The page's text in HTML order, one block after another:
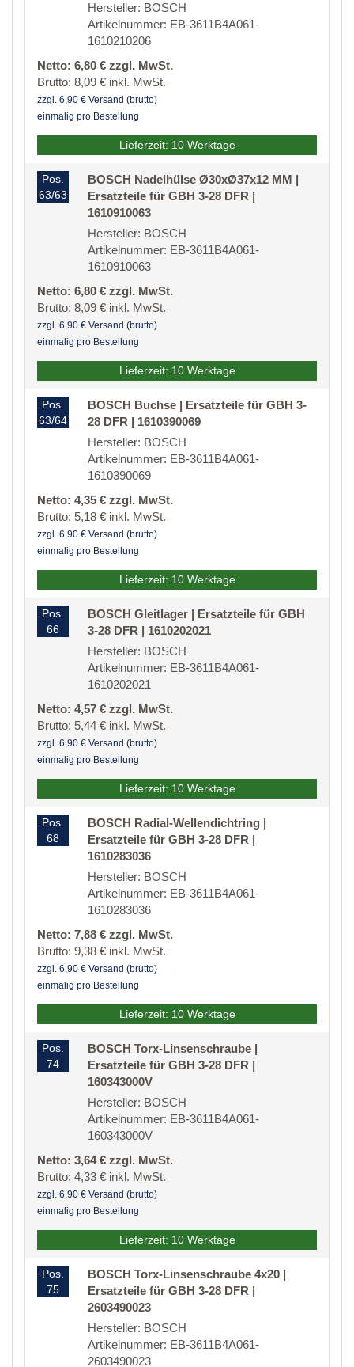
Hersteller: BOSCH
Artikelnummer: EB-3611B4A061-
1610210206
Netto: 6,80 € zzgl. MwSt.
Brutto: 8,09 € inkl. MwSt.
zzgl. 6,90 € Versand (brutto)
einmalig pro Bestellung
Lieferzeit: 10 Werktage
Pos.
63/63
BOSCH Nadelhülse Ø30xØ37x12 MM |
Ersatzteile für GBH 3-28 DFR |
1610910063
Hersteller: BOSCH
Artikelnummer: EB-3611B4A061-
1610910063
Netto: 6,80 € zzgl. MwSt.
Brutto: 8,09 € inkl. MwSt.
zzgl. 6,90 € Versand (brutto)
einmalig pro Bestellung
Lieferzeit: 10 Werktage
Pos.
63/64
BOSCH Buchse | Ersatzteile für GBH 3-
28 DFR | 1610390069
Hersteller: BOSCH
Artikelnummer: EB-3611B4A061-
1610390069
Netto: 4,35 € zzgl. MwSt.
Brutto: 5,18 € inkl. MwSt.
zzgl. 6,90 € Versand (brutto)
einmalig pro Bestellung
Lieferzeit: 10 Werktage
Pos.
66
BOSCH Gleitlager | Ersatzteile für GBH
3-28 DFR | 1610202021
Hersteller: BOSCH
Artikelnummer: EB-3611B4A061-
1610202021
Netto: 4,57 € zzgl. MwSt.
Brutto: 5,44 € inkl. MwSt.
zzgl. 6,90 € Versand (brutto)
einmalig pro Bestellung
Lieferzeit: 10 Werktage
Pos.
68
BOSCH Radial-Wellendichtring |
Ersatzteile für GBH 3-28 DFR |
1610283036
Hersteller: BOSCH
Artikelnummer: EB-3611B4A061-
1610283036
Netto: 7,88 € zzgl. MwSt.
Brutto: 9,38 € inkl. MwSt.
zzgl. 6,90 € Versand (brutto)
einmalig pro Bestellung
Lieferzeit: 10 Werktage
Pos.
74
BOSCH Torx-Linsenschraube |
Ersatzteile für GBH 3-28 DFR |
160343000V
Hersteller: BOSCH
Artikelnummer: EB-3611B4A061-
160343000V
Netto: 3,64 € zzgl. MwSt.
Brutto: 4,33 € inkl. MwSt.
zzgl. 6,90 € Versand (brutto)
einmalig pro Bestellung
Lieferzeit: 10 Werktage
Pos.
75
BOSCH Torx-Linsenschraube 4x20 |
Ersatzteile für GBH 3-28 DFR |
2603490023
Hersteller: BOSCH
Artikelnummer: EB-3611B4A061-
2603490023